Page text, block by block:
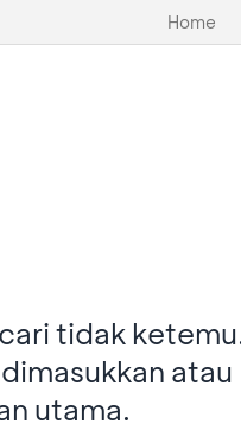
Home
tidak
atau
utama.